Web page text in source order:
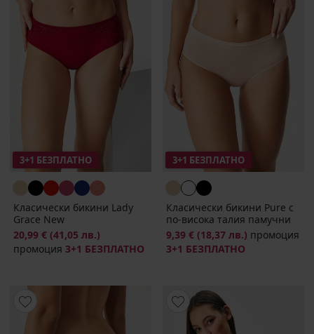
3+1 БЕЗПЛАТНО
Класически бикини Lady
Grace New
20,99 € (41,05 лв.)
промоция 3+1 БЕЗПЛАТНО
3+1 БЕЗПЛАТНО
Класически бикини Pure с
по-висока талия памучни
9,39 € (18,37 лв.) промоция
3+1 БЕЗПЛАТНО